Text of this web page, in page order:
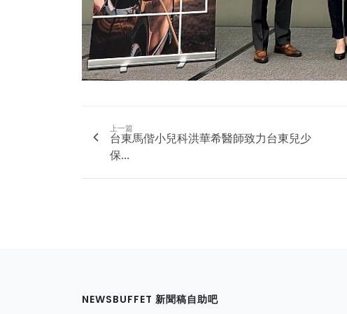
上一篇
台東馬偕小兒科洪華希醫師致力台東兒少
保...
NEWSBUFFET 新聞稿自助吧